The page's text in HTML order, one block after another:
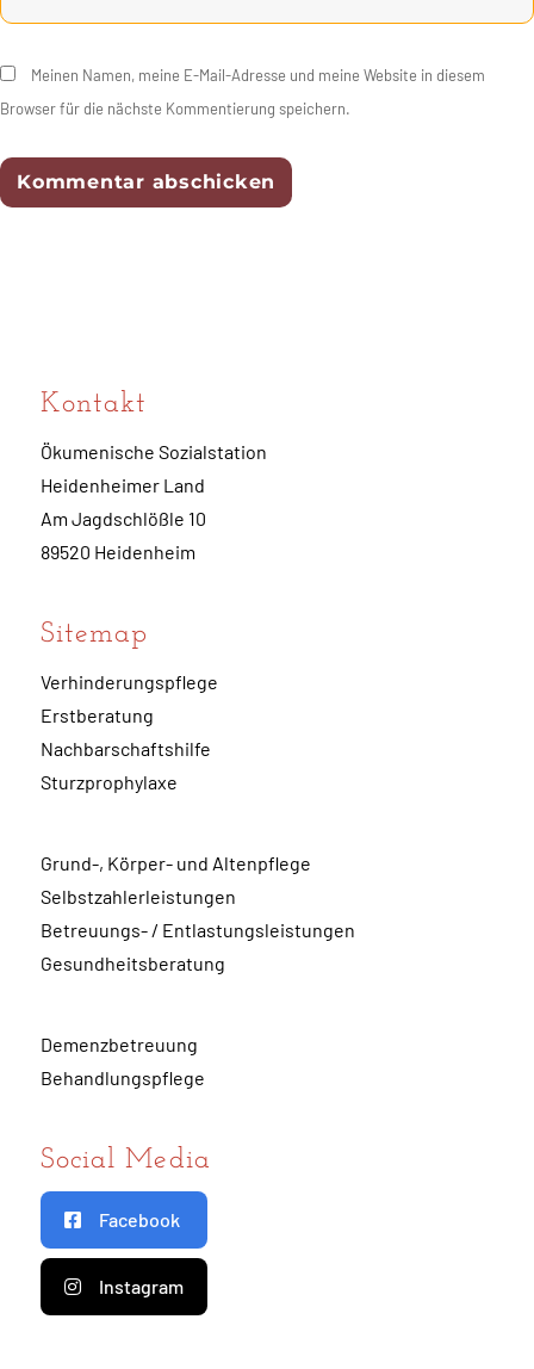
Meinen Namen, meine E-Mail-Adresse und meine Website in diesem
Browser für die nächste Kommentierung speichern.
Kontakt
Ökumenische Sozialstation
Heidenheimer Land
Am Jagdschlößle 10
89520 Heidenheim
Sitemap
Verhinderungspflege
Erstberatung
Nachbarschaftshilfe
Sturzprophylaxe
Grund-, Körper- und Altenpflege
Selbstzahlerleistungen
Betreuungs- / Entlastungsleistungen
Gesundheitsberatung
Demenzbetreuung
Behandlungspflege
Social Media
Facebook
Instagram